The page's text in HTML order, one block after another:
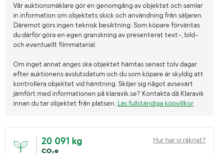
Vår auktionsmäklare gör en genomgång av objektet och samlar
in information om objektets skick och användning från säljaren.
Däremot görs ingen teknisk besiktning. Som köpare förväntas
du därför göra en egen granskning av presenterat text-, bild-
och eventuellt filmmaterial.
Om inget annat anges ska objektet hämtas senast tolv dagar
efter auktionens avslutsdatum och du som köpare är skyldig att
kontrollera objektet vid hämtning. Skiljer sig något avsevärt
jämfört med informationen på klaravik.se? Kontakta då Klaravik
innan du tar objektet från platsen. Läs fullständiga köpvillkor.
20 091 kg
CO₂e
Hur har vi räknat?